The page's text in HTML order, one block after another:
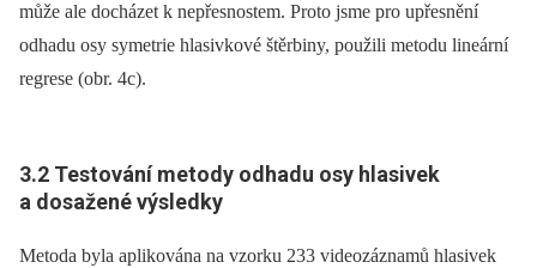
může ale docházet k nepřesnostem. Proto jsme pro upřesnění
odhadu osy symetrie hlasivkové štěrbiny, použili metodu lineární
regrese (obr. 4c).
3.2 Testování metody odhadu osy hlasivek
a dosažené výsledky
Metoda byla aplikována na vzorku 233 videozáznamů hlasivek